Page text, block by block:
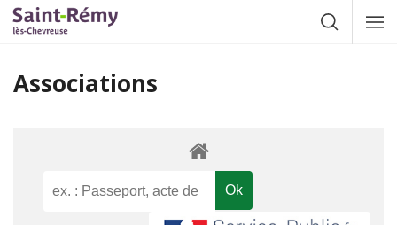
Gestion des traceurs
Afficher la
Associations